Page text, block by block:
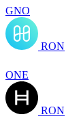
GNO
RON
ONE
RON